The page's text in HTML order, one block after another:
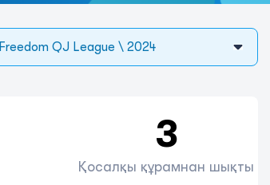
Freedom QJ League \ 2024
3
Қосалқы құрамнан шықты